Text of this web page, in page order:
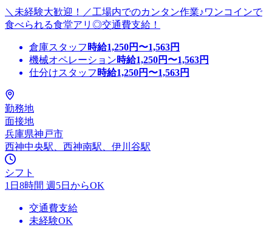
＼未経験大歓迎！／工場内でのカンタン作業♪ワンコインで
食べられる食堂アリ◎交通費支給！
倉庫スタッフ 時給1,250円〜1,563円
機械オペレーション時給1,250円〜1,563円
仕分けスタッフ 時給1,250円〜1,563円
勤務地
面接地
兵庫県神戸市
西神中央駅、西神南駅、伊川谷駅
シフト
1日8時間 週5日からOK
交通費支給
未経験OK